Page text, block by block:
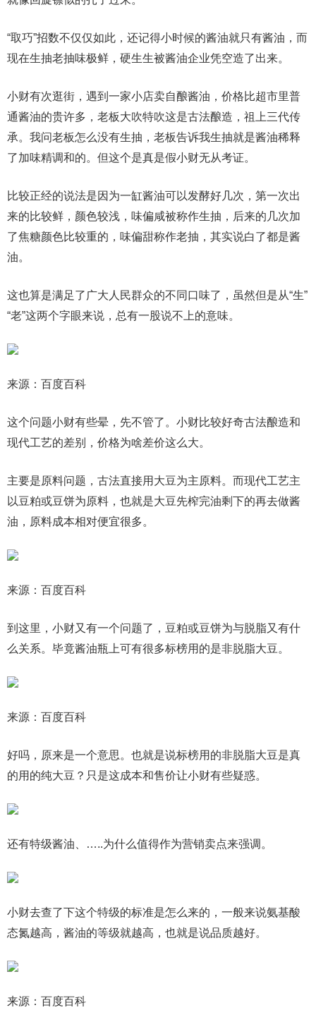
“取巧”招数不仅仅如此，还记得小时候的酱油就只有酱油，而
现在生抽老抽味极鲜，硬生生被酱油企业凭空造了出来。
小财有次逛街，遇到一家小店卖自酿酱油，价格比超市里普
通酱油的贵许多，老板大吹特吹这是古法酿造，祖上三代传
承。我问老板怎么没有生抽，老板告诉我生抽就是酱油稀释
了加味精调和的。但这个是真是假小财无从考证。
比较正经的说法是因为一缸酱油可以发酵好几次，第一次出
来的比较鲜，颜色较浅，味偏咸被称作生抽，后来的几次加
了焦糖颜色比较重的，味偏甜称作老抽，其实说白了都是酱
油。
这也算是满足了广大人民群众的不同口味了，虽然但是从“生”
“老”这两个字眼来说，总有一股说不上的意味。
来源：百度百科
这个问题小财有些晕，先不管了。小财比较好奇古法酿造和
现代工艺的差别，价格为啥差价这么大。
主要是原料问题，古法直接用大豆为主原料。而现代工艺主
以豆粕或豆饼为原料，也就是大豆先榨完油剩下的再去做酱
油，原料成本相对便宜很多。
来源：百度百科
到这里，小财又有一个问题了，豆粕或豆饼为与脱脂又有什
么关系。毕竟酱油瓶上可有很多标榜用的是非脱脂大豆。
来源：百度百科
好吗，原来是一个意思。也就是说标榜用的非脱脂大豆是真
的用的纯大豆？只是这成本和售价让小财有些疑惑。
还有特级酱油、…..为什么值得作为营销卖点来强调。
小财去查了下这个特级的标准是怎么来的，一般来说氨基酸
态氮越高，酱油的等级就越高，也就是说品质越好。
来源：百度百科